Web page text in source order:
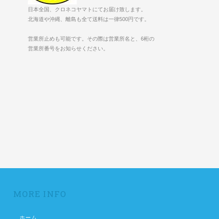
日本全国、クロネコヤマトにてお届け致します。
北海道や沖縄、離島も全て送料は一律500円です。
営業所止めも可能です。その際は営業所名と、6桁の
営業所番号をお知らせください。
MORE INFO
ホーム